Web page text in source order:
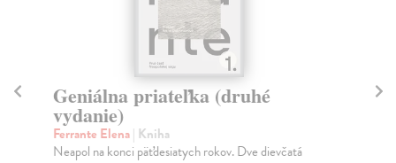
Geniálna priateľka (druhé
vydanie)
Ferrante Elena| Kniha
Neapol na konci päťdesiatych rokov. Dve dievčatá